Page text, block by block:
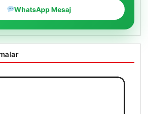
WhatsApp Mesaj